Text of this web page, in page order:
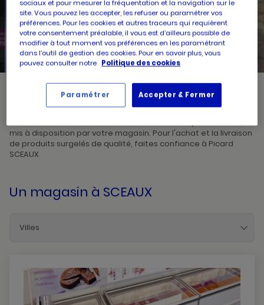
RECHERCHERUN
POINT
DE
VENTE
Picard, créateur de saveurs et commerçant de proximité, vous
connaissances des horaires d'ouverture ainsi que des services
mis à disposition par votre magasin. Pour l'achat et la livraison
de produits surgelés de qualité, faites confiance à Picard
SCEAUX
Un magasin à SCEAUX
Villes
Asnieres
Bois-Colombes
sociaux et pour mesurer la fréquentation et la navigation sur le
site. Vous pouvez les accepter, les refuser ou paramétrer vos
préférences. Pour les cookies et autres traceurs qui requièrent
votre consentement préalable, il vous est d’ailleurs possible de
modifier à tout moment vos préférences en les paramétrant
dans l’outil de gestion des cookies. Pour en savoir plus, vous
pouvez consulter notre Politique des cookies
Accepter & Fermer
Paramétrer